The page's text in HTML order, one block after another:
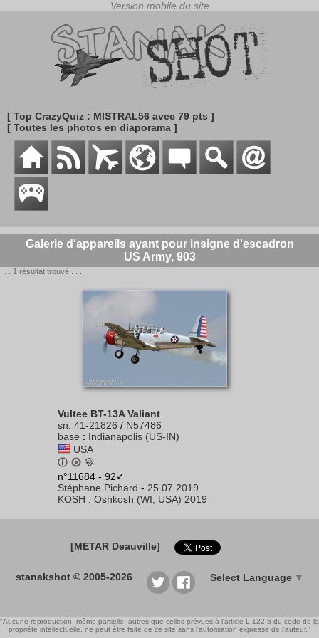
[ Top CrazyQuiz : MISTRAL56 avec 79 pts ]
[ Toutes les photos en diaporama ]
Galerie d'appareils ayant pour insigne d'escadron
US Army, 903
. . . 1 résultat trouvé . . .
Vultee BT-13A Valiant
sn: 41-21826 / N57486
base : Indianapolis (US-IN)
USA
n°11684 - 92✓
Stéphane Pichard - 25.07.2019
KOSH : Oshkosh (WI, USA) 2019
[METAR Deauville]
stanakshot © 2005-2026 Select Language ▼
"Aucune reproduction, même partielle, autres que celles prévues à l'article L 122-5 du code de la
propriété intellectuelle, ne peut être faite de ce site sans l'autorisation expresse de l'auteur."